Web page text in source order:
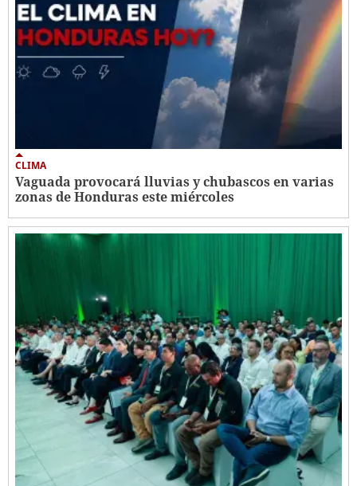
CLIMA
Vaguada provocará lluvias y chubascos en varias
zonas de Honduras este miércoles